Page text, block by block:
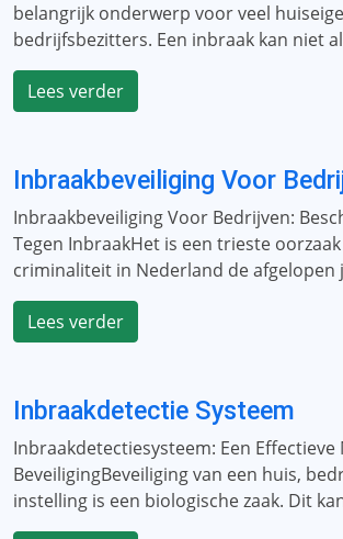
belangrijk onderwerp voor veel
bedrijfsbezitters. Een inbraak kan niet
Lees verder
Inbraakbeveiliging Voor
Inbraakbeveiliging Voor Bedrijven:
Tegen InbraakHet is een trieste
criminaliteit in Nederland de afgelopen
Lees verder
Inbraakdetectie Systeem
Inbraakdetectiesysteem: Een
BeveiligingBeveiliging van een huis,
instelling is een biologische zaak. Dit